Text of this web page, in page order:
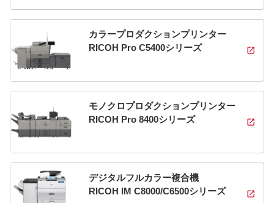
カラープロダクションプリンター
RICOH Pro C5400シリーズ
モノクロプロダクションプリンター
RICOH Pro 8400シリーズ
デジタルフルカラー複合機
RICOH IM C8000/C6500シリーズ